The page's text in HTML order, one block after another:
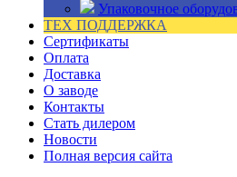
Упаковочное
ТЕХ ПОДДЕРЖКА
Сертификаты
Оплата
Доставка
О заводе
Контакты
Стать дилером
Новости
Полная версия сайта